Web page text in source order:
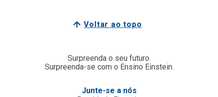
Voltar ao topo
Surpreenda o seu futuro.
Surpreenda-se com o Ensino Einstein.
Junte-se a nós